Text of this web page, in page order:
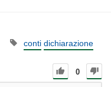
conti dichiarazione
0